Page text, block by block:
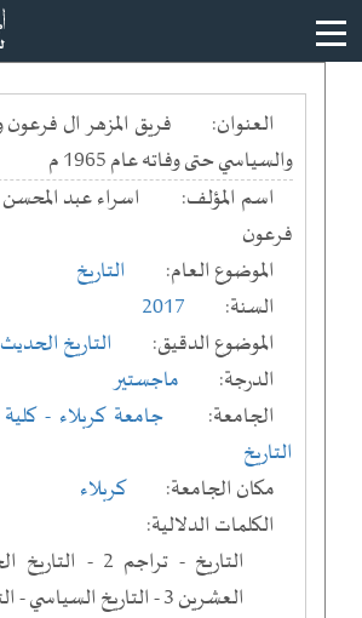
العنوان:
فريق المزهر ال فرعون
والسياسي حتى وفاته عام 1965 م
اسم المؤلف:
اسراء عبد
فرعون
الموضوع العام:
التاريخ
السنة:
2017
الموضوع الدقيق:
التاريخ الحديث
الدرجة:
ماجستير
الجامعة:
جامعة كربلاء - كلية
التاريخ
مكان الجامعة:
كربلاء
الكلمات الدلالية:
التاريخ - تراجم 2
العشرين 3 - التاريخ السياسي - التاريخ